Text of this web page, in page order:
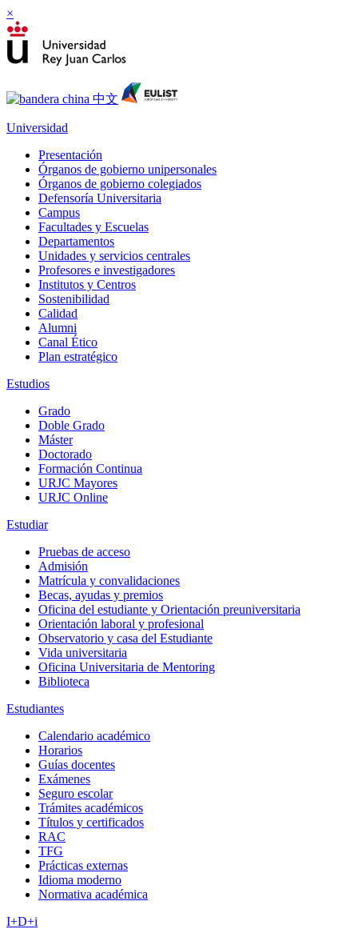
×
Universidad
Presentación
Órganos de gobierno unipersonales
Órganos de gobierno colegiados
Defensoría Universitaria
Campus
Facultades y Escuelas
Departamentos
Unidades y servicios centrales
Profesores e investigadores
Institutos y Centros
Sostenibilidad
Calidad
Alumni
Canal Ético
Plan estratégico
Estudios
Grado
Doble Grado
Máster
Doctorado
Formación Continua
URJC Mayores
URJC Online
Estudiar
Pruebas de acceso
Admisión
Matrícula y convalidaciones
Becas, ayudas y premios
Oficina del estudiante y Orientación preuniversitaria
Orientación laboral y profesional
Observatorio y casa del Estudiante
Vida universitaria
Oficina Universitaria de Mentoring
Biblioteca
Estudiantes
Calendario académico
Horarios
Guías docentes
Exámenes
Seguro escolar
Trámites académicos
Títulos y certificados
RAC
TFG
Prácticas externas
Idioma moderno
Normativa académica
I+D+i